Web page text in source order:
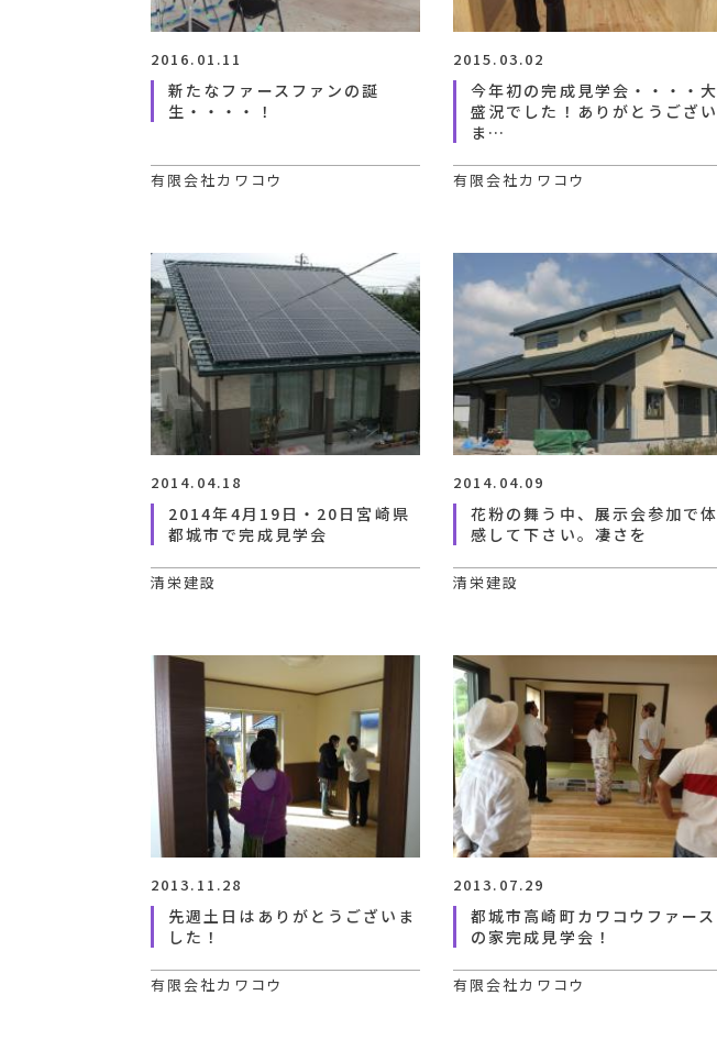
2016.01.11
新たなファースファンの誕
生・・・・！
有限会社カワコウ
2015.03.02
今年初の完成見学会・・・・大
盛況でした！ありがとうござい
ま…
有限会社カワコウ
2014.04.18
2014年4月19日・20日宮崎県
都城市で完成見学会
清栄建設
2014.04.09
花粉の舞う中、展示会参加で体
感して下さい。凄さを
清栄建設
2013.11.28
先週土日はありがとうございま
した！
有限会社カワコウ
2013.07.29
都城市高崎町カワコウファース
の家完成見学会！
有限会社カワコウ